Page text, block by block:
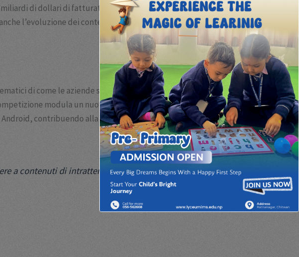
di dollari di fatturato globale nel 2022, diventando il segmento
l’evoluzione dei contenuti, delle strategie di sviluppo e delle
di come le aziende stiano innovando per catturare l’interesse di
modula un nuovo modo di concepire l’intrattenimento
contribuendo alla democratizzazione dell’intrattenimento di
a contenuti di intrattenimento di alto livello senza barriere